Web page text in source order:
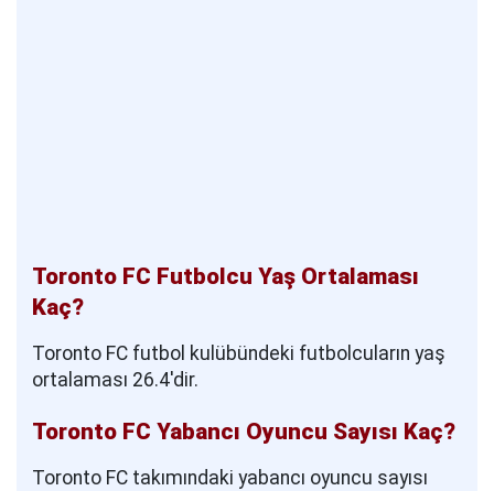
Toronto FC Futbolcu Yaş Ortalaması
Kaç?
Toronto FC futbol kulübündeki futbolcuların yaş
ortalaması 26.4'dir.
Toronto FC Yabancı Oyuncu Sayısı Kaç?
Toronto FC takımındaki yabancı oyuncu sayısı